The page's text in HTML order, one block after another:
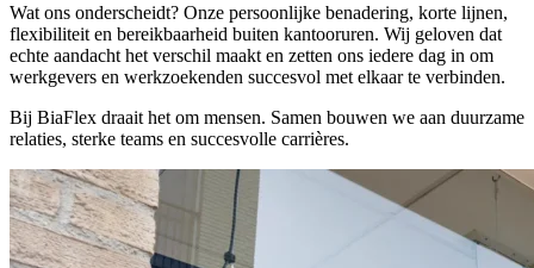
Wat ons onderscheidt? Onze persoonlijke benadering, korte lijnen,
flexibiliteit en bereikbaarheid buiten kantooruren. Wij geloven dat
echte aandacht het verschil maakt en zetten ons iedere dag in om
werkgevers en werkzoekenden succesvol met elkaar te verbinden.
Bij BiaFlex draait het om mensen. Samen bouwen we aan duurzame
relaties, sterke teams en succesvolle carrières.